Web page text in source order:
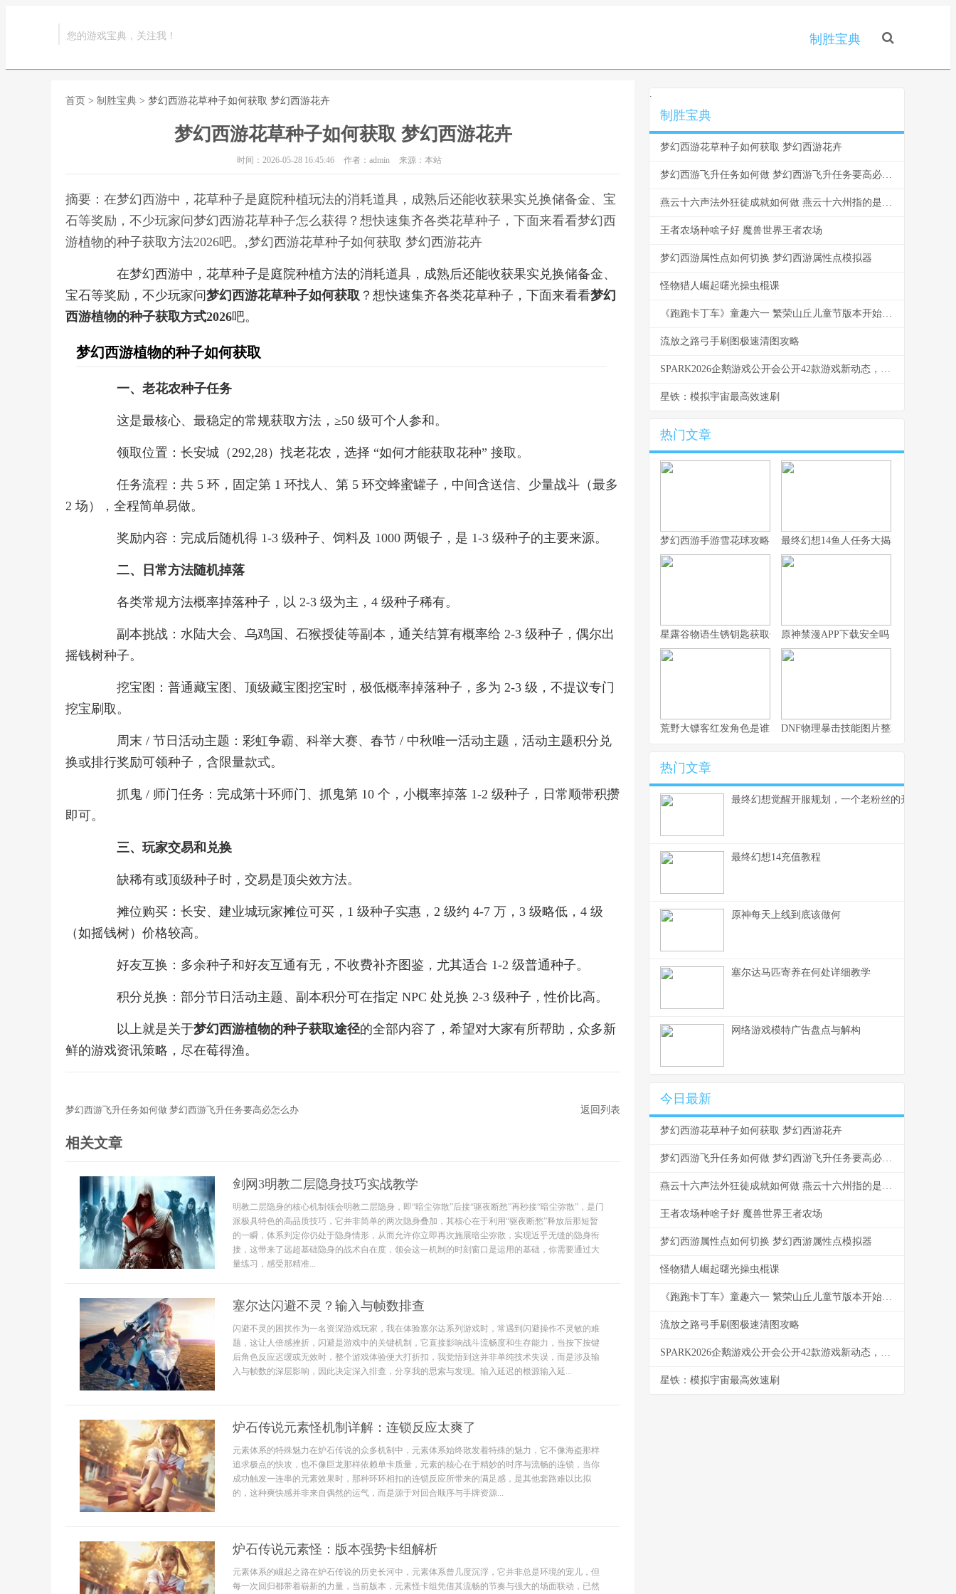
您的游戏宝典，关注我！ 制胜宝典
首页 > 制胜宝典 > 梦幻西游花草种子如何获取 梦幻西游花卉
梦幻西游花草种子如何获取 梦幻西游花卉
时间：2026-05-28 16:45:46 作者：admin 来源：本站
摘要：在梦幻西游中，花草种子是庭院种植玩法的消耗道具，成熟后还能收获果实兑换储备金、宝
石等奖励，不少玩家问梦幻西游花草种子怎么获得？想快速集齐各类花草种子，下面来看看梦幻西
游植物的种子获取方法2026吧。,梦幻西游花草种子如何获取 梦幻西游花卉
在梦幻西游中，花草种子是庭院种植方法的消耗道具，成熟后还能收获果实兑换储备金、
宝石等奖励，不少玩家问梦幻西游花草种子如何获取 ？想快速集齐各类花草种子，下面来看看梦幻
西游植物的种子获取方式2026吧。
梦幻西游植物的种子如何获取
一、老花农种子任务
这是最核心、最稳定的常规获取方法，≥50 级可个人参和。
领取位置：长安城（292,28）找老花农，选择 “如何才能获取花种” 接取。
任务流程：共 5 环，固定第 1 环找人、第 5 环交蜂蜜罐子，中间含送信、少量战斗（最多
2 场），全程简单易做。
奖励内容：完成后随机得 1-3 级种子、饲料及 1000 两银子，是 1-3 级种子的主要来源。
二、日常方法随机掉落
各类常规方法概率掉落种子，以 2-3 级为主，4 级种子稀有。
副本挑战：水陆大会、乌鸡国、石猴授徒等副本，通关结算有概率给 2-3 级种子，偶尔出
摇钱树种子。
挖宝图：普通藏宝图、顶级藏宝图挖宝时，极低概率掉落种子，多为 2-3 级，不提议专门
挖宝刷取。
周末 / 节日活动主题：彩虹争霸、科举大赛、春节 / 中秋唯一活动主题，活动主题积分兑
换或排行奖励可领种子，含限量款式。
抓鬼 / 师门任务：完成第十环师门、抓鬼第 10 个，小概率掉落 1-2 级种子，日常顺带积攒
即可。
三、玩家交易和兑换
缺稀有或顶级种子时，交易是顶尖效方法。
摊位购买：长安、建业城玩家摊位可买，1 级种子实惠，2 级约 4-7 万，3 级略低，4 级
（如摇钱树）价格较高。
好友互换：多余种子和好友互通有无，不收费补齐图鉴，尤其适合 1-2 级普通种子。
积分兑换：部分节日活动主题、副本积分可在指定 NPC 处兑换 2-3 级种子，性价比高。
以上就是关于梦幻西游植物的种子获取途径的全部内容了，希望对大家有所帮助，众多新
鲜的游戏资讯策略，尽在莓得渔。
梦幻西游飞升任务如何做 梦幻西游飞升任务要高必怎么办 返回列表
相关文章
剑网3明教二层隐身技巧实战教学
明教二层隐身的核心机制领会明教二层隐身，即“暗尘弥散”后接“驱夜断愁”再秒接“暗尘弥散”，是门
派极具特色的高品质技巧，它并非简单的两次隐身叠加，其核心在于利用“驱夜断愁”释放后那短暂
的一瞬，体系判定你仍处于隐身情形，从而允许你立即再次施展暗尘弥散，实现近乎无缝的隐身衔
接，这带来了远超基础隐身的战术自在度，领会这一机制的时刻窗口是运用的基础，你需要通过大
量练习，感受那精准...
塞尔达闪避不灵？输入与帧数排查
闪避不灵的困扰作为一名资深游戏玩家，我在体验塞尔达系列游戏时，常遇到闪避操作不灵敏的难
题，这让人倍感挫折，闪避是游戏中的关键机制，它直接影响战斗流畅度和生存能力，当按下按键
后角色反应迟缓或无效时，整个游戏体验便大打折扣，我觉悟到这并非单纯技术失误，而是涉及输
入与帧数的深层影响，因此决定深入排查，分享我的思索与发现。输入延迟的根源输入延...
炉石传说元素怪机制详解：连锁反应太爽了
元素体系的特殊魅力在炉石传说的众多机制中，元素体系始终散发着特殊的魅力，它不像海盗那样
追求极点的快攻，也不像巨龙那样依赖单卡质量，元素的核心在于精妙的时序与流畅的连锁，当你
成功触发一连串的元素效果时，那种环环相扣的连锁反应所带来的满足感，是其他套路难以比拟
的，这种爽快感并非来自偶然的运气，而是源于对回合顺序与手牌资源...
炉石传说元素怪：版本强势卡组解析
元素体系的崛起之路在炉石传说的历史长河中，元素体系曾几度沉浮，它并非总是环境的宠儿，但
每一次回归都带着崭新的力量，当前版本，元素怪卡组凭借其流畅的节奏与强大的场面联动，已然
.
制胜宝典
梦幻西游花草种子如何获取 梦幻西游花卉
梦幻西游飞升任务如何做 梦幻西游飞升任务要高必怎么办
燕云十六声法外狂徒成就如何做 燕云十六州指的是哪十六州
王者农场种啥子好 魔兽世界王者农场
梦幻西游属性点如何切换 梦幻西游属性点模拟器
怪物猎人崛起曙光操虫棍课
《跑跑卡丁车》童趣六一 繁荣山丘儿童节版本开始 跑跑卡丁车道具
流放之路弓手刷图极速清图攻略
SPARK2026企鹅游戏公开会公开42款游戏新动态，首发NDGI光照方法、AI创作平台‘Craft’及瓷业经营游戏《数字景德镇·瓷都小匠》。 企鹅 游戏
星铁：模拟宇宙最高效速刷
热门文章
梦幻西游手游雪花球攻略：快速上手与高分技巧
最终幻想14鱼人任务大揭秘
星露谷物语生锈钥匙获取位置探寻指南原神禁漫APP下载安全吗
荒野大镖客红发角色是谁？ DNF物理暴击技能图片整理：加成一览
热门文章
最终幻想觉醒开服规划，一个老粉丝的开荒备忘录
最终幻想14充值教程
原神每天上线到底该做何
塞尔达马匹寄养在何处详细教学
网络游戏模特广告盘点与解构
今日最新
梦幻西游花草种子如何获取 梦幻西游花卉
梦幻西游飞升任务如何做 梦幻西游飞升任务要高必怎么办
燕云十六声法外狂徒成就如何做 燕云十六州指的是哪十六州
王者农场种啥子好 魔兽世界王者农场
梦幻西游属性点如何切换 梦幻西游属性点模拟器
怪物猎人崛起曙光操虫棍课
《跑跑卡丁车》童趣六一 繁荣山丘儿童节版本开始 跑跑卡丁车道具
流放之路弓手刷图极速清图攻略
SPARK2026企鹅游戏公开会公开42款游戏新动态，首发NDGI光照方法、AI创作平台‘Craft’及瓷业经营游戏《数字景德镇·瓷都小匠》。 企鹅 游戏
星铁：模拟宇宙最高效速刷